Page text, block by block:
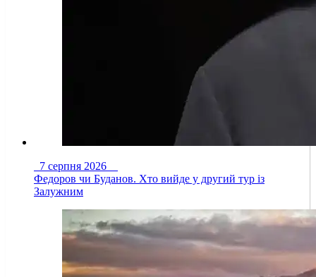
7 серпня 2026
Федоров чи Буданов. Хто вийде у другий тур із
Залужним